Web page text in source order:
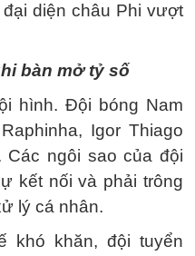
diện châu Phi vượt
bàn mở tỷ số
hình. Đội bóng Nam
Igor Thiago
Các ngôi sao của đội
kết nối và phải trông
lý cá nhân.
khó khăn, đội tuyển